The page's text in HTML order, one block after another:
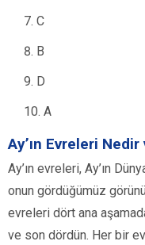
C
B
D
A
Ay’ın Evreleri
Ay’ın evreleri, Ay’ın
onun gördüğümüz
evreleri dört ana
ve son dördün. Her bir